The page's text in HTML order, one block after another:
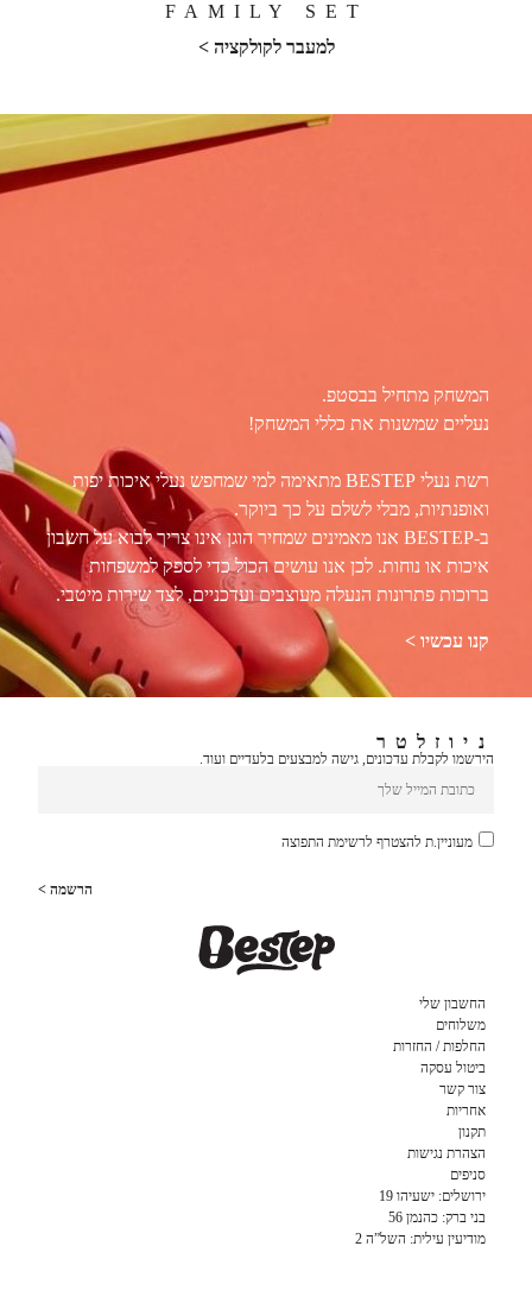
FAMILY SET
למעבר לקולקציה >
המשחק מתחיל בבסטפ.
נעליים שמשנות את כללי המשחק!
רשת נעלי BESTEP מתאימה למי שמחפש נעלי איכות יפות
ואופנתיות, מבלי לשלם על כך ביוקר.
ב-BESTEP אנו מאמינים שמחיר הוגן אינו צריך לבוא על חשבון
איכות או נוחות. לכן אנו עושים הכול כדי לספק למשפחות
ברוכות פתרונות הנעלה מעוצבים ועדכניים, לצד שירות מיטבי.
קנו עכשיו >
החשבון שלי
משלוחים
החלפות / החזרות
ביטול עסקה
צור קשר
אחריות
תקנון
הצהרת נגישות
סניפים
ירושלים: ישעיהו 19
בני ברק: כהנמן 56
מודיעין עילית: השל”ה 2
ניוזלטר
הירשמו לקבלת עדכונים, גישה למבצעים בלעדיים ועוד.
מעוניין.ת להצטרף לרשימת התפוצה
הרשמה >